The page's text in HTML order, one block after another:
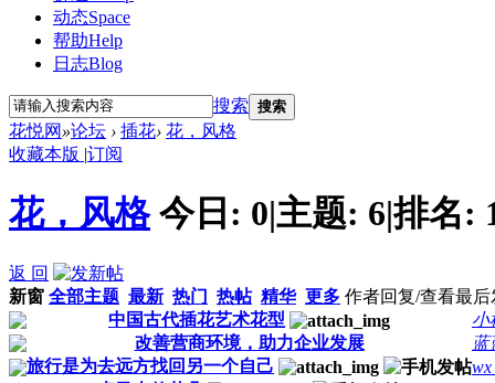
动态Space
帮助Help
日志Blog
搜索 搜索
花悦网 »论坛 › 插花› 花，风格
收藏本版 |订阅
花，风格 今日: 0|主题: 6|排名:
返 回
新窗 全部主题 最新 热门 热帖 精华 更多 作者回复/查看最后
中国古代插花艺术花型
小
改善营商环境，助力企业发展
蓝
旅行是为去远方找回另一个自己